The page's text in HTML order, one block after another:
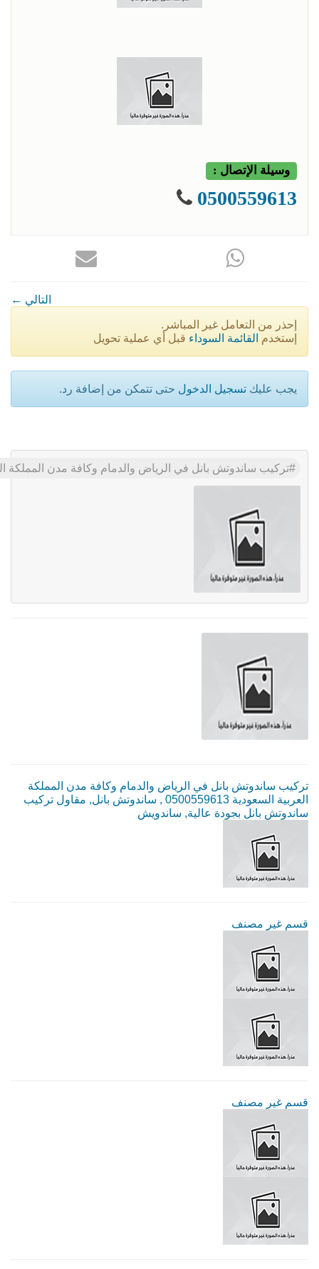
وسيلة الإتصال :
0500559613
← التالي
إحذر من التعامل غير المباشر.
إستخدم القائمة السوداء قبل أي عملية تحويل
يجب عليك تسجيل الدخول حتى تتمكن من إضافة رد.
تركيب ساندوتش بانل في الرياض والدمام وكافة مدن المملكة العربية السعودية 0500559613 , ساندوتش بانل, مقاول تركيب
تركيب ساندوتش بانل في الرياض والدمام وكافة مدن المملكة
العربية السعودية 0500559613 , ساندوتش بانل, مقاول تركيب
ساندوتش بانل بجودة عالية, ساندويش
قسم غير مصنف
قسم غير مصنف